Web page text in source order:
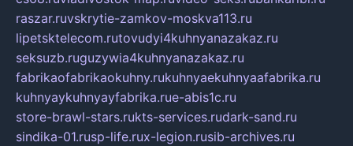
raszar.ruvskrytie-zamkov-moskva113.ru
lipetsktelecom.rutovudyi4kuhnyanazakaz.ru
seksuzb.ruguzywia4kuhnyanazakaz.ru
fabrikaofabrikaokuhny.rukuhnyaekuhnyaafabrika.ru
kuhnyaykuhnyayfabrika.rue-abis1c.ru
store-brawl-stars.rukts-services.rudark-sand.ru
sindika-01.rusp-life.rux-legion.rusib-archives.ru